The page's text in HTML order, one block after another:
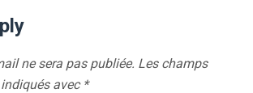
ne sera pas publiée. Les champs
avec *